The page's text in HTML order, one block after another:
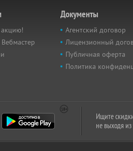
акцию!
Документы
Агентский договор
Лицензионный
Публичная оферта
Политика
Ищите
не выходя из